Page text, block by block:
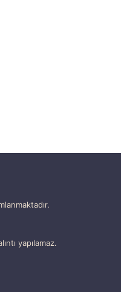
yapılamaz.